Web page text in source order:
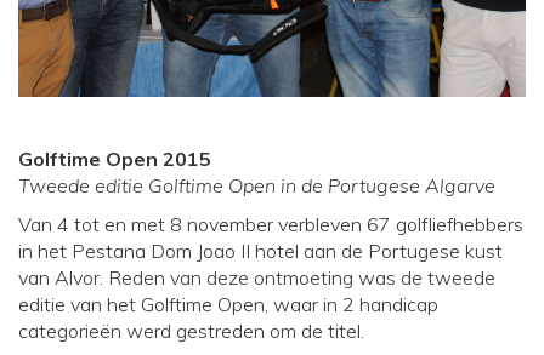
Golftime Open 2015
Tweede editie Golftime Open in de Portugese Algarve
Van 4 tot en met 8 november verbleven 67 golfliefhebbers
in het Pestana Dom Joao II hotel aan de Portugese kust
van Alvor. Reden van deze ontmoeting was de tweede
editie van het Golftime Open, waar in 2 handicap
categorieën werd gestreden om de titel.